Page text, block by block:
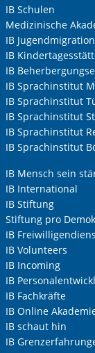
IB Schulen
Medizinische
IB
IB
IB
IB Sprachinstitut
IB Sprachinstitut
IB Sprachinstitut
IB Sprachinstitut
IB Sprachinstitut
IB Mensch sein
IB International
IB Stiftung
Stiftung pro
IB
IB Volunteers
IB Incoming
IB
IB Fachkräfte
IB Online
IB schaut hin
IB